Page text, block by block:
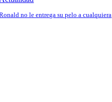
no le entrega su pelo a cualquiera